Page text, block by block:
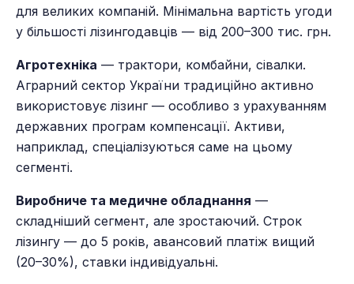
для великих компаній. Мінімальна вартість угоди
у більшості лізингодавців — від 200–300 тис. грн.
Агротехніка — трактори, комбайни, сівалки.
Аграрний сектор України традиційно активно
використовує лізинг — особливо з урахуванням
державних програм компенсації. Активи,
наприклад, спеціалізуються саме на цьому
сегменті.
Виробниче та медичне обладнання —
складніший сегмент, але зростаючий. Строк
лізингу — до 5 років, авансовий платіж вищий
(20–30%), ставки індивідуальні.